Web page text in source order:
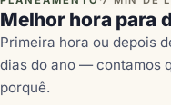
Melhor hora para
Primeira hora ou depois
dias do ano — contamos
porquê.